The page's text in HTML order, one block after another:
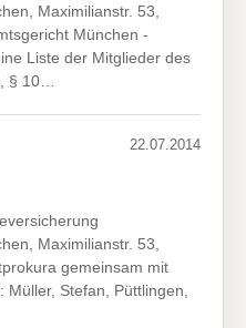
Maximilianstr. 53,
München -
Liste der Mitglieder des
§ 10…
22.07.2014
Maximilianstr. 53,
gemeinsam mit
Stefan, Püttlingen,